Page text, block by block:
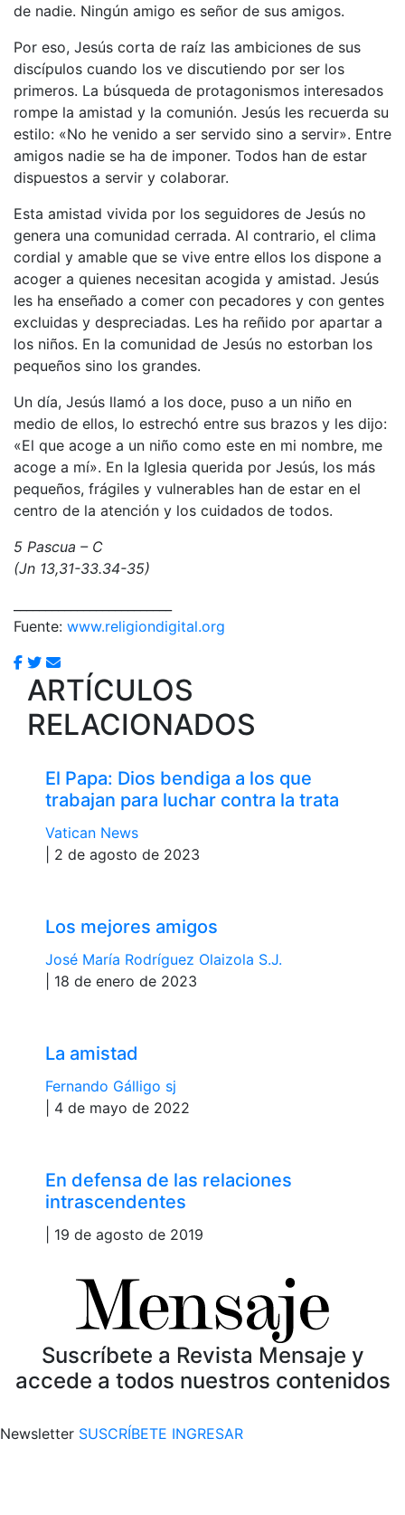
de nadie. Ningún amigo es señor de sus amigos.
Por eso, Jesús corta de raíz las ambiciones de sus
discípulos cuando los ve discutiendo por ser los
primeros. La búsqueda de protagonismos interesados
rompe la amistad y la comunión. Jesús les recuerda su
estilo: «No he venido a ser servido sino a servir». Entre
amigos nadie se ha de imponer. Todos han de estar
dispuestos a servir y colaborar.
Esta amistad vivida por los seguidores de Jesús no
genera una comunidad cerrada. Al contrario, el clima
cordial y amable que se vive entre ellos los dispone a
acoger a quienes necesitan acogida y amistad. Jesús
les ha enseñado a comer con pecadores y con gentes
excluidas y despreciadas. Les ha reñido por apartar a
los niños. En la comunidad de Jesús no estorban los
pequeños sino los grandes.
Un día, Jesús llamó a los doce, puso a un niño en
medio de ellos, lo estrechó entre sus brazos y les dijo:
«El que acoge a un niño como este en mi nombre, me
acoge a mí». En la Iglesia querida por Jesús, los más
pequeños, frágiles y vulnerables han de estar en el
centro de la atención y los cuidados de todos.
5 Pascua – C
(Jn 13,31-33.34-35)
Fuente: www.religiondigital.org
ARTÍCULOS
RELACIONADOS
El Papa: Dios bendiga a los que
trabajan para luchar contra la trata
Vatican News
| 2 de agosto de 2023
Los mejores amigos
José María Rodríguez Olaizola S.J.
| 18 de enero de 2023
La amistad
Fernando Gálligo sj
| 4 de mayo de 2022
En defensa de las relaciones
intrascendentes
| 19 de agosto de 2019
Suscríbete a Revista Mensaje y
accede a todos nuestros contenidos
Newsletter SUSCRÍBETE INGRESAR